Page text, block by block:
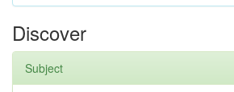
Discover
Subject